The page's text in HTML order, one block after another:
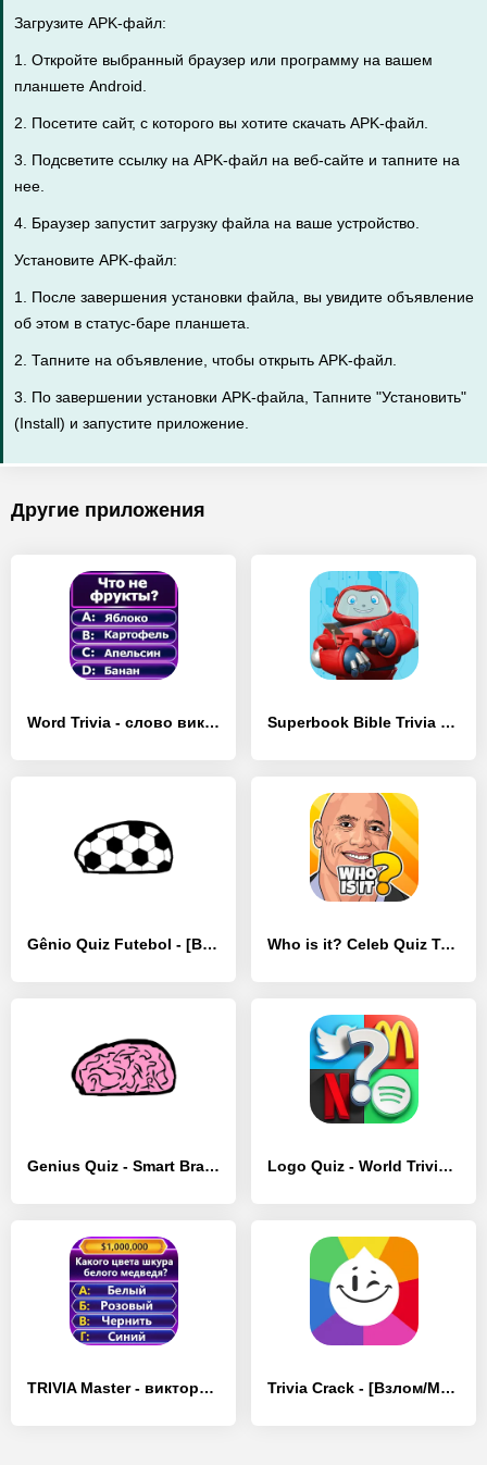
Загрузите APK-файл:
1. Откройте выбранный браузер или программу на вашем
планшете Android.
2. Посетите сайт, с которого вы хотите скачать APK-файл.
3. Подсветите ссылку на APK-файл на веб-сайте и тапните на
нее.
4. Браузер запустит загрузку файла на ваше устройство.
Установите APK-файл:
1. После завершения установки файла, вы увидите объявление
об этом в статус-баре планшета.
2. Тапните на объявление, чтобы открыть APK-файл.
3. По завершении установки APK-файла, Тапните "Установить"
(Install) и запустите приложение.
Другие приложения
Word Trivia - слово викторины - [Взлом/МОД Много денег] Superbook Bible Trivia Game - [Взлом/МОД Бесконечные деньги]
Gênio Quiz Futebol - [Взлом/МОД Много денег] Who is it? Celeb Quiz Trivia - [Взлом/МОД Все открыто]
Genius Quiz - Smart Brain Triv - [Взлом/МОД Много денег] Logo Quiz - World Trivia Game - [Взлом/МОД Бесконечные деньги]
TRIVIA Master - викторина - [Взлом/МОД Меню] Trivia Crack - [Взлом/МОД Меню]